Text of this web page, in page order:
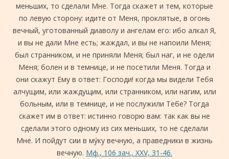
меньших, то сделали Мне. Тогда скажет и тем, которые
по левую сторону: идите от Меня, проклятые, в огонь
вечный, уготованный диаволу и ангелам его: ибо алкал Я,
и вы не дали Мне есть; жаждал, и вы не напоили Меня;
был странником, и не приняли Меня; был наг, и не одели
Меня; болен и в темнице, и не посетили Меня. Тогда и
они скажут Ему в ответ: Господи! когда мы видели Тебя
алчущим, или жаждущим, или странником, или нагим, или
больным, или в темнице, и не послужили Тебе? Тогда
скажет им в ответ: истинно говорю вам: так как вы не
сделали этого одному из сих меньших, то не сделали
Мне. И пойдут сии в му́ку вечную, а праведники в жизнь
вечную. Мф., 106 зач., XXV, 31-46.